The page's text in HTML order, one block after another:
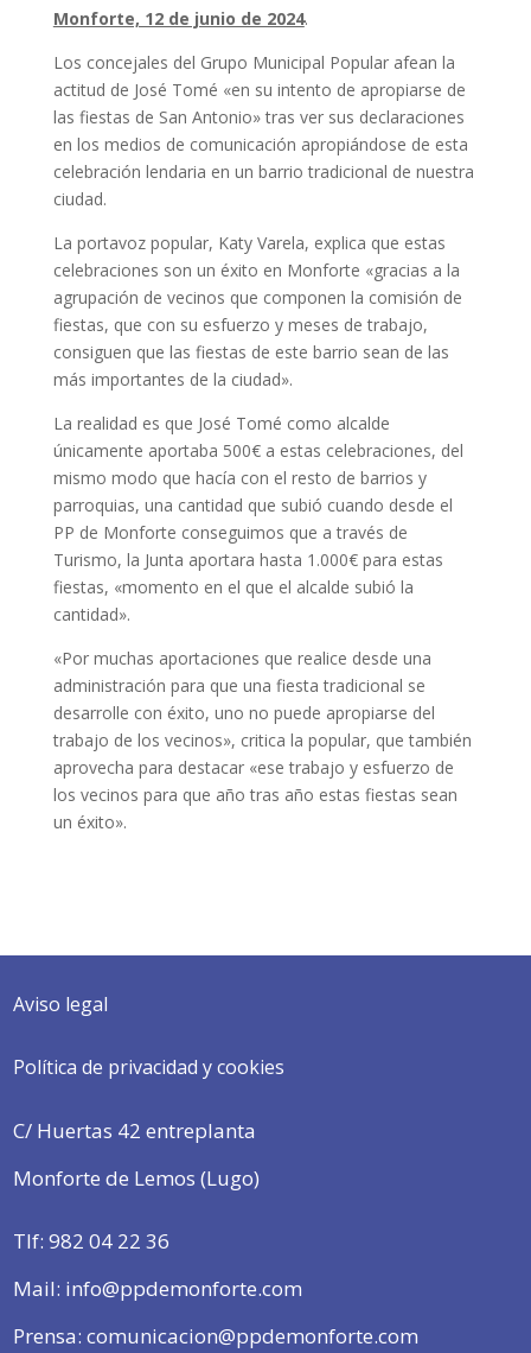
Monforte, 12 de junio de 2024.
Los concejales del Grupo Municipal Popular afean la
actitud de José Tomé «en su intento de apropiarse de
las fiestas de San Antonio» tras ver sus declaraciones
en los medios de comunicación apropiándose de esta
celebración lendaria en un barrio tradicional de nuestra
ciudad.
La portavoz popular, Katy Varela, explica que estas
celebraciones son un éxito en Monforte «gracias a la
agrupación de vecinos que componen la comisión de
fiestas, que con su esfuerzo y meses de trabajo,
consiguen que las fiestas de este barrio sean de las
más importantes de la ciudad».
La realidad es que José Tomé como alcalde
únicamente aportaba 500€ a estas celebraciones, del
mismo modo que hacía con el resto de barrios y
parroquias, una cantidad que subió cuando desde el
PP de Monforte conseguimos que a través de
Turismo, la Junta aportara hasta 1.000€ para estas
fiestas, «momento en el que el alcalde subió la
cantidad».
«Por muchas aportaciones que realice desde una
administración para que una fiesta tradicional se
desarrolle con éxito, uno no puede apropiarse del
trabajo de los vecinos», critica la popular, que también
aprovecha para destacar «ese trabajo y esfuerzo de
los vecinos para que año tras año estas fiestas sean
un éxito».
Aviso legal
Política de privacidad y cookies
C/ Huertas 42 entreplanta
Monforte de Lemos (Lugo)
Tlf:982 04 22 36
Mail: info@ppdemonforte.com
Prensa: comunicacion@ppdemonforte.com